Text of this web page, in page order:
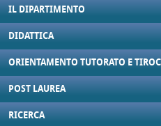
IL DIPARTIMENTO
DIDATTICA
ORIENTAMENTO TUTORATO E
POST LAUREA
RICERCA